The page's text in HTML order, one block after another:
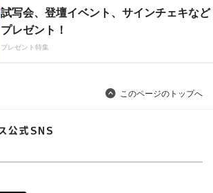
試写会、登壇イベント、サインチェキなど
プレゼント！
プレゼント特集
このページのトップへ